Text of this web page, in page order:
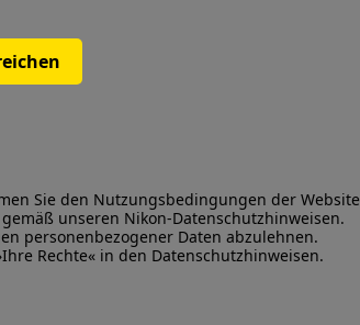
Sie den Nutzungsbedingungen der Website
unseren Nikon-Datenschutzhinweisen.
personenbezogener Daten abzulehnen.
Rechte« in den Datenschutzhinweisen.